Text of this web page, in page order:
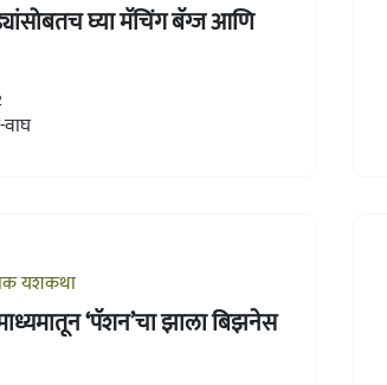
घ्या मॅचिंग बॅग्ज आणि
वाघ
यशकथा
‘पॅशन’चा झाला बिझनेस